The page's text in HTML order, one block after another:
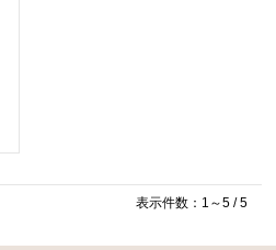
表示件数：1～5 / 5